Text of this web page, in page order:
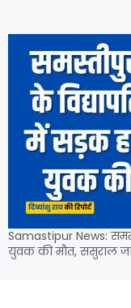
Samastipur News:
युवक की मौत, ससुराल